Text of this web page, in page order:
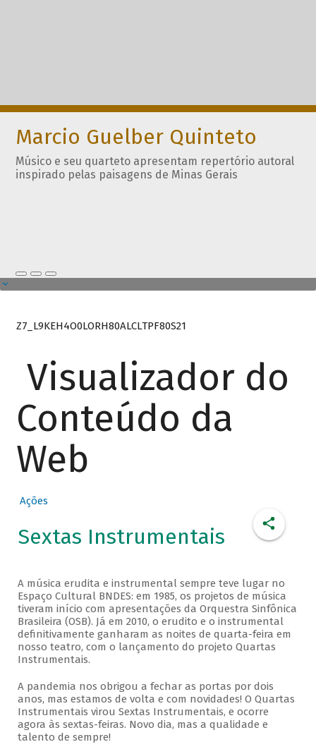
Marcio Guelber Quinteto
Músico e seu quarteto apresentam repertório autoral
inspirado pelas paisagens de Minas Gerais
Z7_L9KEH4O0LORH80ALCLTPF80S21
Visualizador do
Conteúdo da
Web
Ações
Sextas Instrumentais
A música erudita e instrumental sempre teve lugar no
Espaço Cultural BNDES: em 1985, os projetos de música
tiveram início com apresentações da Orquestra Sinfônica
Brasileira (OSB). Já em 2010, o erudito e o instrumental
definitivamente ganharam as noites de quarta-feira em
nosso teatro, com o lançamento do projeto Quartas
Instrumentais.
A pandemia nos obrigou a fechar as portas por dois
anos, mas estamos de volta e com novidades! O Quartas
Instrumentais virou Sextas Instrumentais, e ocorre
agora às sextas-feiras. Novo dia, mas a qualidade e
talento de sempre!